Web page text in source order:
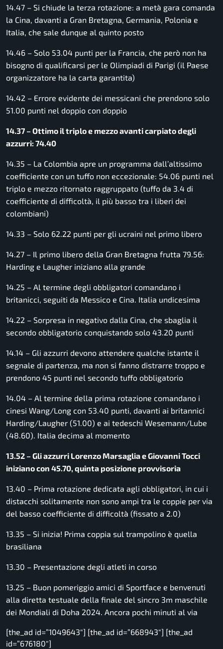
14.47 – Si chiude la terza rotazione: a metà gara comanda
la Cina, davanti a Gran Bretagna, Germania, Polonia e
Italia, che sale dunque al quinto posto
14.46 – Solo 53.04 punti per la Francia, che però non ha
bisogno di qualificarsi per le Olimpiadi di Parigi (il Paese
organizzatore ha la carta garantita)
14.42 – Errore evidente dei messicani che prendono solo
51.00 punti nel doppio con doppio
14.37 – Ottimo il triplo e mezzo avanti carpiato degli
azzurri: 74.40
14.35 – La Colombia apre un programma dall’altissimo
coefficiente con un tuffo non eccezionale: 54.06 punti nel
triplo e mezzo ritornato raggruppato (tuffo da 3.4 di
coefficiente di difficoltà, il più basso tra i liberi dei
colombiani)
14.33 – Solo 62.22 punti per gli ucraini nel primo libero
14.27 – Il primo libero della Gran Bretagna frutta 79.56:
Harding e Laugher iniziano alla grande
14.25 – Al termine degli obbligatori comandano i
britanicci, seguiti da Messico e Cina. Italia undicesima
14.22 – Sorpresa in negativo dalla Cina, che sbaglia il
secondo obbligatorio conquistando solo 43.20 punti
14.14 – Gli azzurri devono attendere qualche istante il
segnale di partenza, ma non si fanno distrarre troppo e
prendono 45 punti nel secondo tuffo obbligatorio
14.04 – Al termine della prima rotazione comandano i
cinesi Wang/Long con 53.40 punti, davanti ai britannici
Harding/Laugher (51.00) e ai tedeschi Wesemann/Lube
(48.60). Italia decima al momento
13.52 – Gli azzurri Lorenzo Marsaglia e Giovanni Tocci
iniziano con 45.70, quinta posizione provvisoria
13.40 – Prima rotazione dedicata agli obbligatori, in cui i
distacchi solitamente non sono ampi tra le coppie per via
del basso coefficiente di difficoltà (fissato a 2.0)
13.35 – Si inizia! Prima coppia sul trampolino è quella
brasiliana
13.30 – Presentazione degli atleti in corso
13.25 – Buon pomeriggio amici di Sportface e benvenuti
alla diretta testuale della finale del sincro 3m maschile
dei Mondiali di Doha 2024. Ancora pochi minuti al via
[the_ad id=”1049643″] [the_ad id=”668943″] [the_ad
id=”676180″]